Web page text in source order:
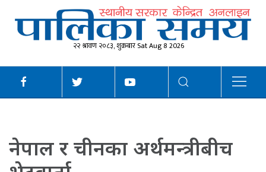
२२ श्रावण २०८३, शुक्रबार Sat Aug 8 2026
नेपाल र चीनका अर्थमन्त्रीबीच